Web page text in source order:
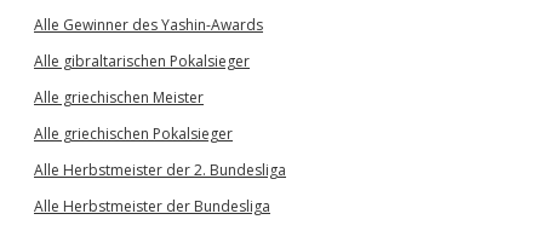
Alle Gewinner des Yashin-Awards
Alle gibraltarischen Pokalsieger
Alle griechischen Meister
Alle griechischen Pokalsieger
Alle Herbstmeister der 2. Bundesliga
Alle Herbstmeister der Bundesliga